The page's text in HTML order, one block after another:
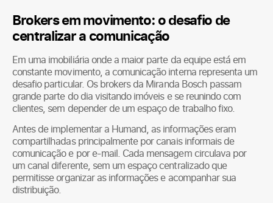
Brokers em movimento: o desafio de
centralizar a comunicação
Em uma imobiliária onde a maior parte da equipe está em
constante movimento, a comunicação interna representa um
desafio particular. Os brokers da Miranda Bosch passam
grande parte do dia visitando imóveis e se reunindo com
clientes, sem depender de um espaço de trabalho fixo.
Antes de implementar a Humand, as informações eram
compartilhadas principalmente por canais informais de
comunicação e por e-mail. Cada mensagem circulava por
um canal diferente, sem um espaço centralizado que
permitisse organizar as informações e acompanhar sua
distribuição.